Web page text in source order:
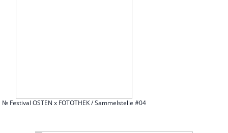
№ Festival OSTEN x FOTOTHEK / Sammelstelle #04